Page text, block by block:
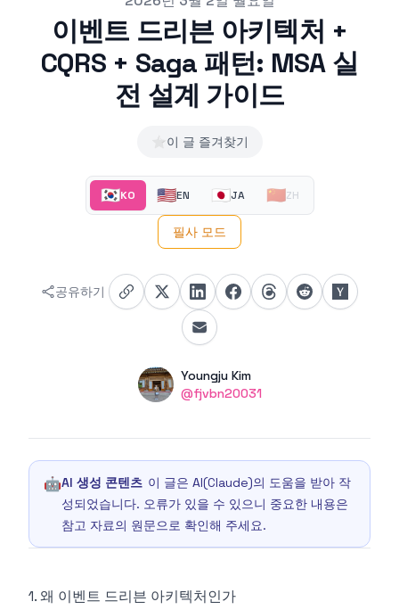
이벤트 드리븐 아키텍처 +
CQRS + Saga 패턴: MSA 실
전 설계 가이드
⭐이 글 즐겨찾기
🇰🇷KO 🇺🇸EN 🇯🇵JA 🇨🇳ZH
필사 모드
공유하기
Name
Youngju Kim
Twitter
@fjvbn20031
🤖AI 생성 콘텐츠 이 글은 AI(Claude)의 도움을 받아 작
성되었습니다. 오류가 있을 수 있으니 중요한 내용은
참고 자료의 원문으로 확인해 주세요.
1. 왜 이벤트 드리븐 아키텍처인가